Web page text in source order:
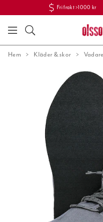
Fri frakt >1000 kr
Hem Kläder & skor